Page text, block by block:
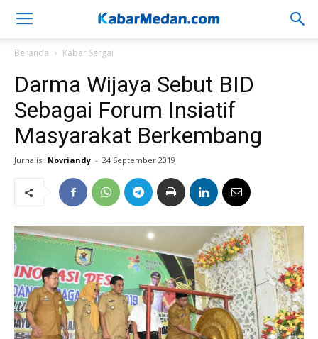
Beranda Kabar Sergai
Darma Wijaya Sebut BID
Sebagai Forum Insiatif
Masyarakat Berkembang
Jurnalis: Novriandy - 24 September 2019